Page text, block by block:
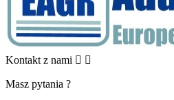
Kontakt z nami  
Masz pytania ?